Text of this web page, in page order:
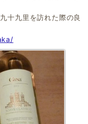
十九里を訪れた際の良